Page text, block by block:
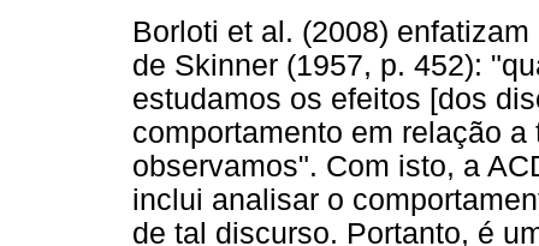
Borloti et al. (2008)
de Skinner (1957, p. 452):
estudamos os efeitos [dos
comportamento em relação
observamos". Com isto, a
inclui analisar o
de tal discurso. Portanto, é